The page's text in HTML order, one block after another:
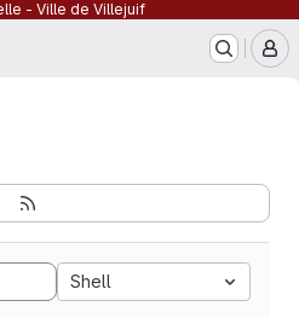
- Ville de Villejuif
Shell